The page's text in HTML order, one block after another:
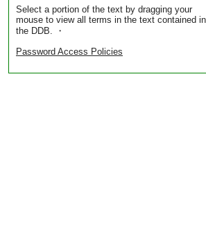
Select a portion of the text by dragging your
mouse to view all terms in the text contained in
the DDB. ・
Password Access Policies